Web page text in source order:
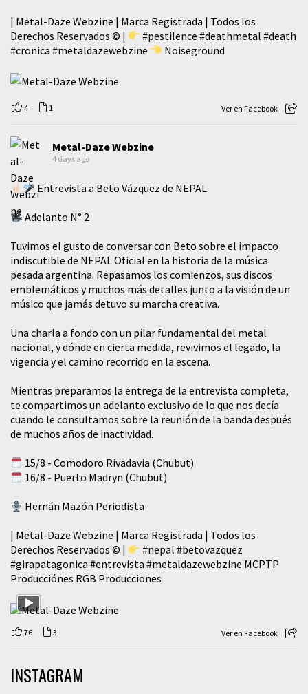
| Metal-Daze Webzine | Marca Registrada | Todos los
Derechos Reservados © |
#pestilence #deathmetal #death
#cronica #metaldazewebzine Noiseground
4 1 Ver en Facebook
Metal-Daze Webzine
4 days ago
Entrevista a Beto Vázquez de NEPAL
Adelanto N° 2
Tuvimos el gusto de conversar con Beto sobre el impacto
indiscutible de NEPAL Oficial en la historia de la música
pesada argentina. Repasamos los comienzos, sus discos
emblemáticos y muchos más detalles junto a la visión de un
músico que jamás detuvo su marcha creativa.
​Una charla a fondo con un pilar fundamental del metal
nacional, y dónde en cierta medida, revivimos el legado, la
vigencia y el camino recorrido en la escena.
Mientras preparamos la entrega de la entrevista completa,
te compartimos un adelanto exclusivo de lo que nos decía
cuando le consultamos sobre la reunión de la banda después
de muchos años de inactividad.
15/8 - Comodoro Rivadavia (Chubut)
16/8 - Puerto Madryn (Chubut)
Hernán Mazón Periodista
| Metal-Daze Webzine | Marca Registrada | Todos los
Derechos Reservados © |
#nepal #betovazquez
#girapatagonica #entrevista #metaldazewebzine MCPTP
Producciónes RGB Producciones
76 3 Ver en Facebook
INSTAGRAM